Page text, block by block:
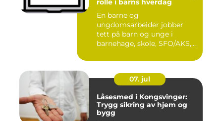
rolle i barns hverdag
En barne og
ungdomsarbeider jobber
tett på barn og unge i
barnehage, skole, SFO/AKS,
07. jul
Låsesmed i Kongsvinger:
Trygg sikring av hjem og
bygg